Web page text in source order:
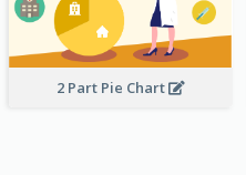
2 Part Pie Chart